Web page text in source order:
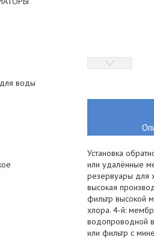
воды
Установка
или удалённые
резервуары для
высокая
фильтр высокой
хлора. 4-й:
водопроводной
или фильтр с